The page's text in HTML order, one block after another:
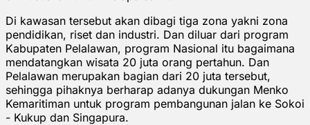
Di kawasan tersebut akan dibagi tiga zona yakni zona
pendidikan, riset dan industri. Dan diluar dari program
Kabupaten Pelalawan, program Nasional itu bagaimana
mendatangkan wisata 20 juta orang pertahun. Dan
Pelalawan merupakan bagian dari 20 juta tersebut,
sehingga pihaknya berharap adanya dukungan Menko
Kemaritiman untuk program pembangunan jalan ke Sokoi
- Kukup dan Singapura.